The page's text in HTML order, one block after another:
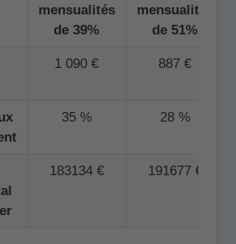
mensualités
de 39%
mensualités
de 51%
1 090 € 887 €
35 % 28 %
183134 € 191677 €